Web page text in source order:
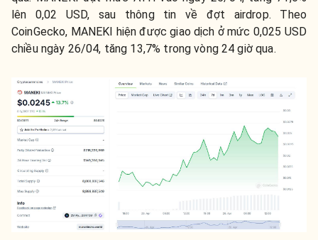
lên 0,02 USD, sau thông tin về đợt airdrop. Theo
CoinGecko, MANEKI hiện được giao dịch ở mức 0,025 USD
chiều ngày 26/04, tăng 13,7% trong vòng 24 giờ qua.